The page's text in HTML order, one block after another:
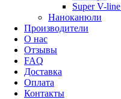
Super V-
Наноканюли
Производители
О нас
Отзывы
FAQ
Доставка
Оплата
Контакты